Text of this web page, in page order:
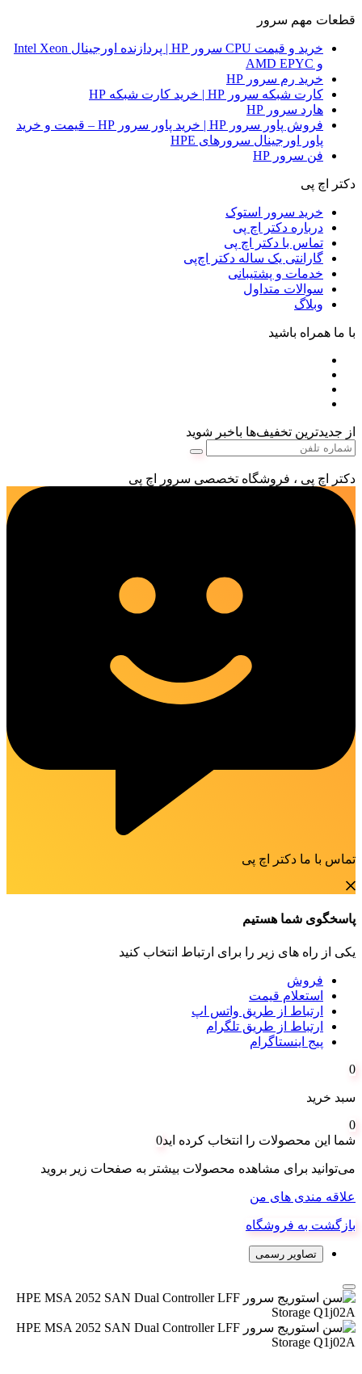
قطعات مهم سرور
خرید و قیمت CPU سرور HP | پردازنده اورجینال Intel Xeon
و AMD EPYC
خرید رم سرور HP
کارت شبکه سرور HP | خرید کارت شبکه HP
هارد سرور HP
فروش پاور سرور HP | خرید پاور سرور HP – قیمت و خرید
پاور اورجینال سرورهای HPE
فن سرور HP
دکتر اچ پی
خرید سرور استوک
درباره دکتر اچ پی
تماس با دکتر اچ پی
گارانتی یک ساله دکتر اچ‌پی
خدمات و پشتیبانی
سوالات متداول
وبلاگ
با ما همراه باشید
از جدیدترین تخفیف‌ها باخبر شوید
دکتر اچ پی ، فروشگاه تخصصی سرور اچ پی
تماس با ما دکتر اچ پی
پاسخگوی شما هستیم
یکی از راه های زیر را برای ارتباط انتخاب کنید
فروش
استعلام قیمت
ارتباط از طریق واتس اپ
ارتباط از طریق تلگرام
پیج اینستاگرام
0
سبد خرید
0
شما این محصولات را انتخاب کرده اید0
می‌توانید برای مشاهده محصولات بیشتر به صفحات زیر بروید
علاقه مندی های من
بازگشت به فروشگاه
تصاویر رسمی